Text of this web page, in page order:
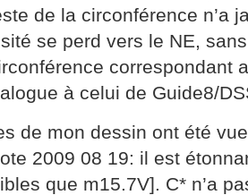
de la circonférence n’a
se perd vers le NE,
correspondant
à celui de Guide8/
de mon dessin ont été
2009 08 19: il est
que m15.7V]. C* n’a